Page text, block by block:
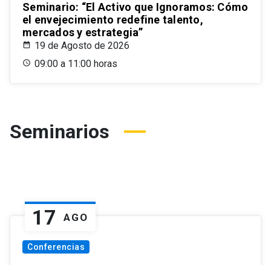
Seminario: “El Activo que Ignoramos: Cómo
el envejecimiento redefine talento,
mercados y estrategia”
19 de Agosto de 2026
09:00 a 11:00 horas
Seminarios
17 AGO
Conferencias